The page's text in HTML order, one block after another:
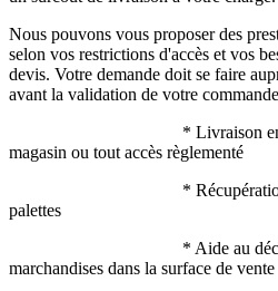
Nous pouvons vous proposer des
selon vos restrictions d'accès et vos
devis. Votre demande doit se faire
avant la validation de votre
* Livraison en centre
magasin ou tout accès règlementé
* Récupération des
palettes
* Aide au
marchandises dans la surface de vente